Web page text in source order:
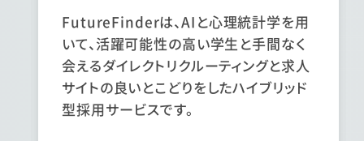
FutureFinderは、AIと心理統計学を用
いて、活躍可能性の高い学生と手間なく
会えるダイレクトリクルーティングと求人
サイトの良いとこどりをしたハイブリッド
型採用サービスです。